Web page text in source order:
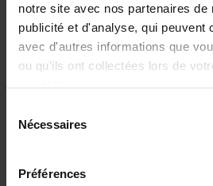
notre site avec nos partenaires de
publicité et d'analyse, qui peuvent
avec d'autres informations que
ou qu'ils ont collectées lors de
Nécessaires
Préférences
€29,99
Digital